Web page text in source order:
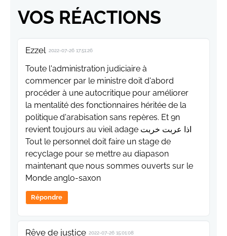
VOS RÉACTIONS
Ezzel 2022-07-26 17:51:26
Toute l'administration judiciaire à
commencer par le ministre doit d'abord
procéder à une autocritique pour améliorer
la mentalité des fonctionnaires héritée de la
politique d'arabisation sans repères. Et 9n
revient toujours au vieil adage اذا عربت خربت
Tout le personnel doit faire un stage de
recyclage pour se mettre au diapason
maintenant que nous sommes ouverts sur le
Monde anglo-saxon
Répondre
Rêve de justice 2022-07-26 15:01:08